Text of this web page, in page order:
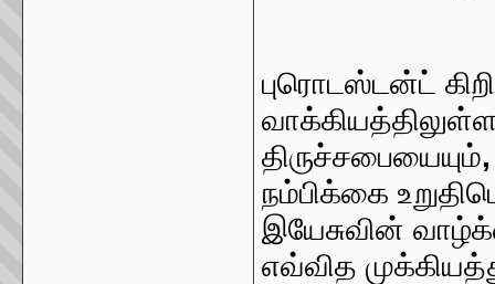
புரொடஸ்டன்ட்
திருச்சபையையும்
நம்பிக்கை
இயேசுவின்
எவ்வித